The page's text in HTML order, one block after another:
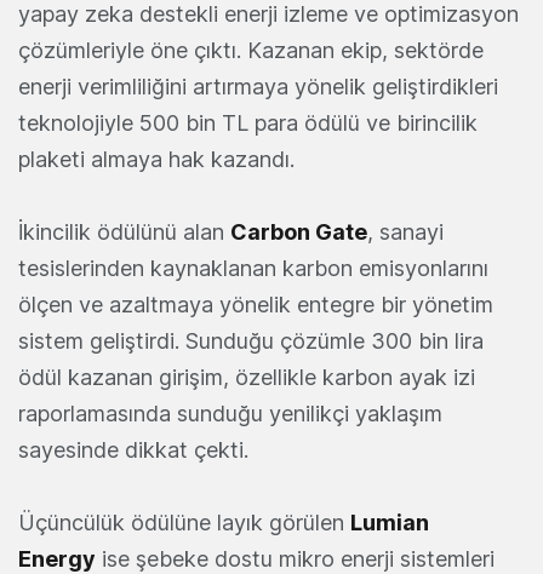
yapay zeka destekli enerji izleme ve optimizasyon
çözümleriyle öne çıktı. Kazanan ekip, sektörde
enerji verimliliğini artırmaya yönelik geliştirdikleri
teknolojiyle 500 bin TL para ödülü ve birincilik
plaketi almaya hak kazandı.
İkincilik ödülünü alan Carbon Gate, sanayi
tesislerinden kaynaklanan karbon emisyonlarını
ölçen ve azaltmaya yönelik entegre bir yönetim
sistem geliştirdi. Sunduğu çözümle 300 bin lira
ödül kazanan girişim, özellikle karbon ayak izi
raporlamasında sunduğu yenilikçi yaklaşım
sayesinde dikkat çekti.
Üçüncülük ödülüne layık görülen Lumian
Energy ise şebeke dostu mikro enerji sistemleri